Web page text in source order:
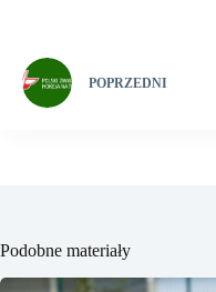
POPRZEDNI
Podobne materiały